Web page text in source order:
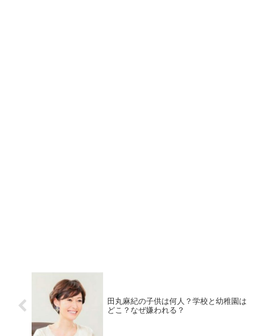
田丸麻紀の子供は何人？学校と幼稚園は
どこ？なぜ嫌われる？